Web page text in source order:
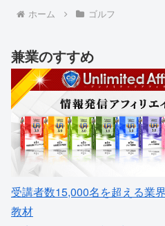
ホーム ゴルフ
兼業のすすめ
受講者数15,000名を超える業
教材